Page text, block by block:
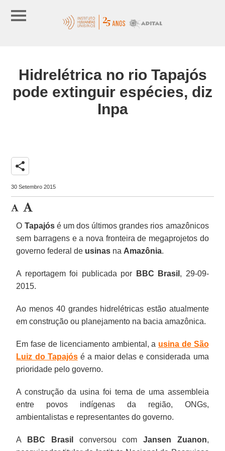
Hidrelétrica no rio Tapajós
pode extinguir espécies, diz
Inpa
share
30 Setembro 2015
O Tapajósé um dos últimos grandes rios amazônicos
sem barragens e a nova fronteira de megaprojetos do
governo federal de usinas na Amazônia.
A reportagem foi publicada por BBC Brasil , 29-09-
2015.
Ao menos 40 grandes hidrelétricas estão atualmente
em construção ou planejamento na bacia amazônica.
Em fase de licenciamento ambiental, a usina de São
Luiz do Tapajósé a maior delas e considerada uma
prioridade pelo governo.
A construção da usina foi tema de uma assembleia
entre povos indígenas da região, ONGs,
ambientalistas e representantes do governo.
A BBC Brasil conversou com Jansen Zuanon,